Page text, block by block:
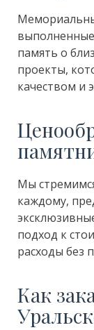
память о
проекты,
качеством и
Мы
каждому,
подход к
расходы без
Как